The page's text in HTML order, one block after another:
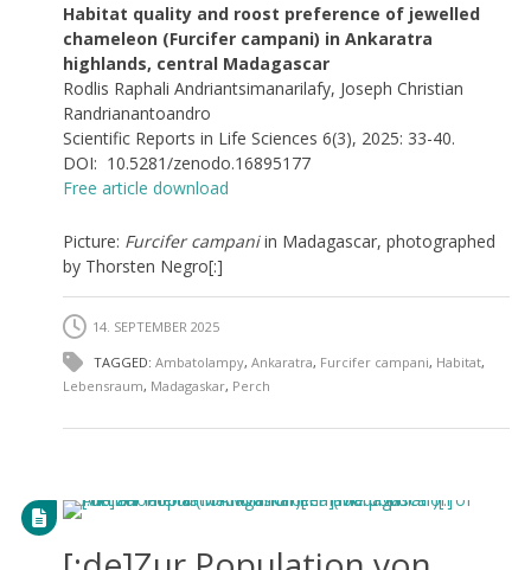
Habitat quality and roost preference of jewelled
chameleon (Furcifer campani) in Ankaratra
highlands, central Madagascar
Rodlis Raphali Andriantsimanarilafy, Joseph Christian
Randrianantoandro
Scientific Reports in Life Sciences 6(3), 2025: 33-40.
DOI: 10.5281/zenodo.16895177
Free article download
Picture: Furcifer campaniin Madagascar, photographed
by Thorsten Negro[:]
14. SEPTEMBER 2025
TAGGED: Ambatolampy, Ankaratra, Furcifer campani, Habitat,
Lebensraum, Madagaskar, Perch